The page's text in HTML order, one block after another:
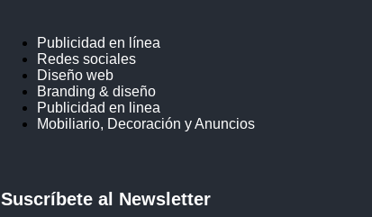
Publicidad en línea
Redes sociales
Diseño web
Branding & diseño
Publicidad en linea
Mobiliario, Decoración y Anuncios
Suscríbete al Newsletter